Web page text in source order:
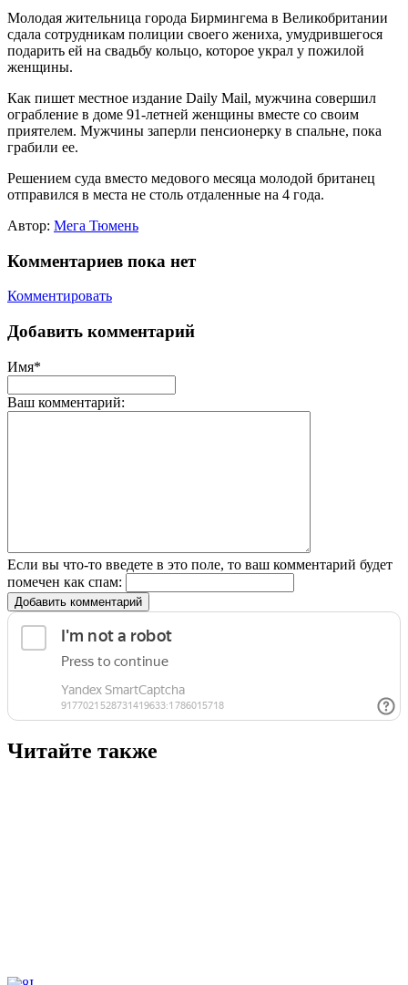
Молодая жительница города Бирмингема в Великобритании
сдала сотрудникам полиции своего жениха, умудрившегося
подарить ей на свадьбу кольцо, которое украл у пожилой
женщины.
Как пишет местное издание Daily Mail, мужчина совершил
ограбление в доме 91-летней женщины вместе со своим
приятелем. Мужчины заперли пенсионерку в спальне, пока
грабили ее.
Решением суда вместо медового месяца молодой британец
отправился в места не столь отдаленные на 4 года.
Автор: Мега Тюмень
Комментариев пока нет
Комментировать
Добавить комментарий
Имя*
Ваш комментарий:
Если вы что-то введете в это поле, то ваш комментарий будет
помечен как спам:
Добавить комментарий
Читайте также